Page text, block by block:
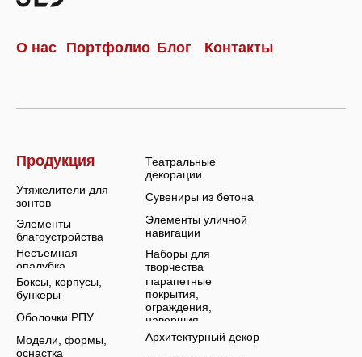
Контакты
Блог
Портфолио
О нас
Архитектурный декор
Парапетные
покрытия,
ограждения,
навершия
Наборы для
творчества
Элементы уличной
навигации
Сувениры из бетона
Театральные
декорации
Модели, формы,
оснастка
Оболочки РПУ
Боксы, корпусы,
бункеры
Несъемная
опалубка
Элементы
благоустройства
Утяжелители для
зонтов
Продукция